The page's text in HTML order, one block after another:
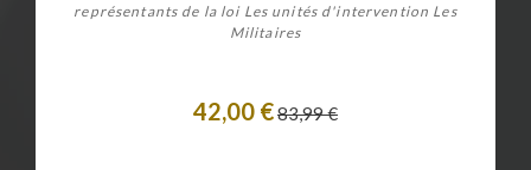
représentants de la loi Les unités d'intervention Les
Militaires
42,00 €83,99 €